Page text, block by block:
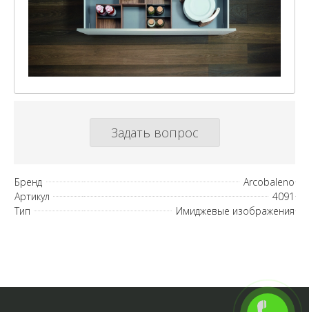
Задать вопрос
Бренд
Arcobaleno
Артикул
4091
Тип
Имиджевые изображения